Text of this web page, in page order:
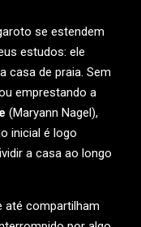
se estendem
estudos: ele
casa de praia. Sem
emprestando a
(Maryann Nagel),
inicial é logo
a casa ao longo
até compartilham